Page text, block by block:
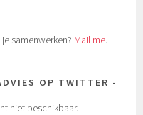
je samenwerken? Mail me.
OP TWITTER
niet beschikbaar.